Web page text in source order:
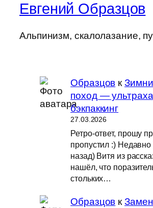
Евгений Образцов
Альпинизм, скалолазание,
Образцов к
поход —
бэкпаккинг
27.03.2026
Ретро-ответ, прошу
пропустил :) Недавно
назад) Витя из
нашёл, что
стольких…
Образцов к